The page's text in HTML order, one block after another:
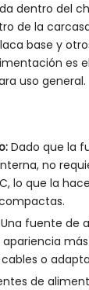
dentro del
de la
base y
es
uso general.
Dado que la
no
lo que la
Una fuente de
o
de